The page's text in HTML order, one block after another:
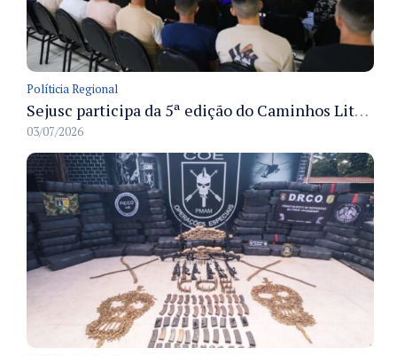
Políticia Regional
Sejusc participa da 5ª edição do Caminhos Literários com foco na cultura hip-hop nas unidades socioeducativas
03/07/2026